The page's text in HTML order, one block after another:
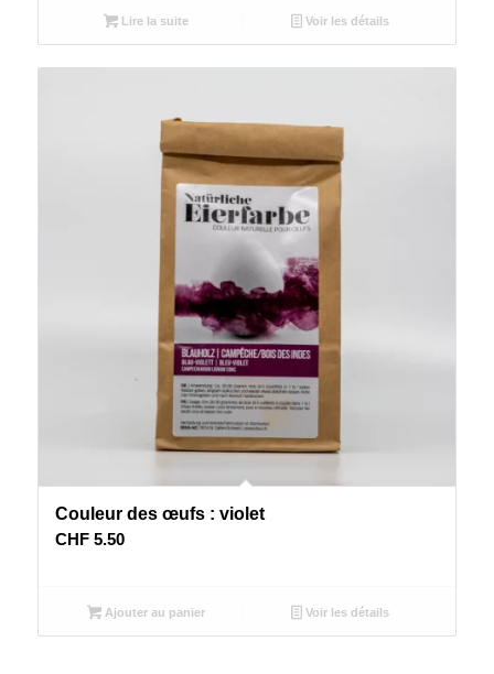
Lire la suite Voir les détails
Couleur des œufs : violet
CHF5.50
Ajouter au panier Voir les détails